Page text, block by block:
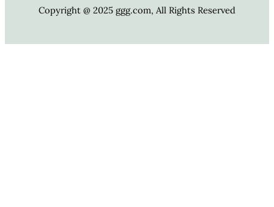
Copyright @ 2025 ggg.com, All Rights Reserved